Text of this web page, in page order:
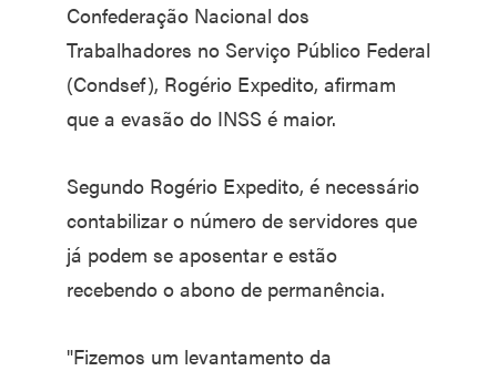
Confederação Nacional dos
Trabalhadores no Serviço Público Federal
(Condsef), Rogério Expedito, afirmam
que a evasão do INSS é maior.
Segundo Rogério Expedito, é necessário
contabilizar o número de servidores que
já podem se aposentar e estão
recebendo o abono de permanência.
"Fizemos um levantamento da